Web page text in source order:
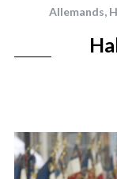
r
h
Allemands,